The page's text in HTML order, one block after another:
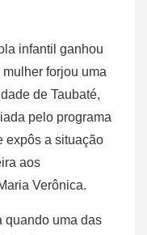
infantil ganhou
forjou uma
de Taubaté,
pelo programa
expôs a situação
aos
Verônica.
quando uma das